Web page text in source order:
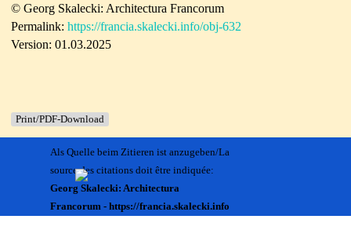
© Georg Skalecki: Architectura Francorum
Permalink: https://francia.skalecki.info/obj-632
Version: 01.03.2025
Print/PDF-Download
Als Quelle beim Zitieren ist anzugeben/La
source des citations doit être indiquée:
Georg Skalecki: Architectura
Francorum - https://francia.skalecki.info